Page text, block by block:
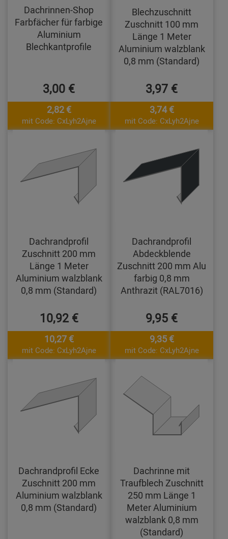
Dachrinnen-Shop
Farbfächer für farbige
Aluminium
Blechkantprofile
3,00 €
2,82 €
mit Code: CxLyh2Ajne
Blechzuschnitt
Zuschnitt 100 mm
Länge 1 Meter
Aluminium walzblank
0,8 mm (Standard)
3,97 €
3,74 €
mit Code: CxLyh2Ajne
Dachrandprofil
Zuschnitt 200 mm
Länge 1 Meter
Aluminium walzblank
0,8 mm (Standard)
10,92 €
10,27 €
mit Code: CxLyh2Ajne
Dachrandprofil
Abdeckblende
Zuschnitt 200 mm Alu
farbig 0,8 mm
Anthrazit (RAL7016)
9,95 €
9,35 €
mit Code: CxLyh2Ajne
Dachrandprofil Ecke
Zuschnitt 200 mm
Aluminium walzblank
0,8 mm (Standard)
Dachrinne mit
Traufblech Zuschnitt
250 mm Länge 1
Meter Aluminium
walzblank 0,8 mm
(Standard)